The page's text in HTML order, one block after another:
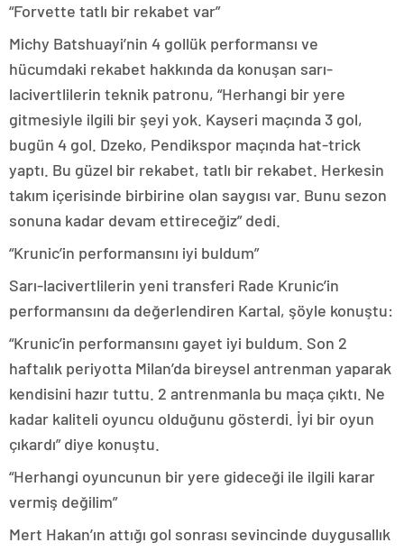
“Forvette tatlı bir rekabet var”
Michy Batshuayi’nin 4 gollük performansı ve
hücumdaki rekabet hakkında da konuşan sarı-
lacivertlilerin teknik patronu, “Herhangi bir yere
gitmesiyle ilgili bir şeyi yok. Kayseri maçında 3 gol,
bugün 4 gol. Dzeko, Pendikspor maçında hat-trick
yaptı. Bu güzel bir rekabet, tatlı bir rekabet. Herkesin
takım içerisinde birbirine olan saygısı var. Bunu sezon
sonuna kadar devam ettireceğiz” dedi.
“Krunic’in performansını iyi buldum”
Sarı-lacivertlilerin yeni transferi Rade Krunic’in
performansını da değerlendiren Kartal, şöyle konuştu:
“Krunic’in performansını gayet iyi buldum. Son 2
haftalık periyotta Milan’da bireysel antrenman yaparak
kendisini hazır tuttu. 2 antrenmanla bu maça çıktı. Ne
kadar kaliteli oyuncu olduğunu gösterdi. İyi bir oyun
çıkardı” diye konuştu.
“Herhangi oyuncunun bir yere gideceği ile ilgili karar
vermiş değilim”
Mert Hakan’ın attığı gol sonrası sevincinde duygusallık